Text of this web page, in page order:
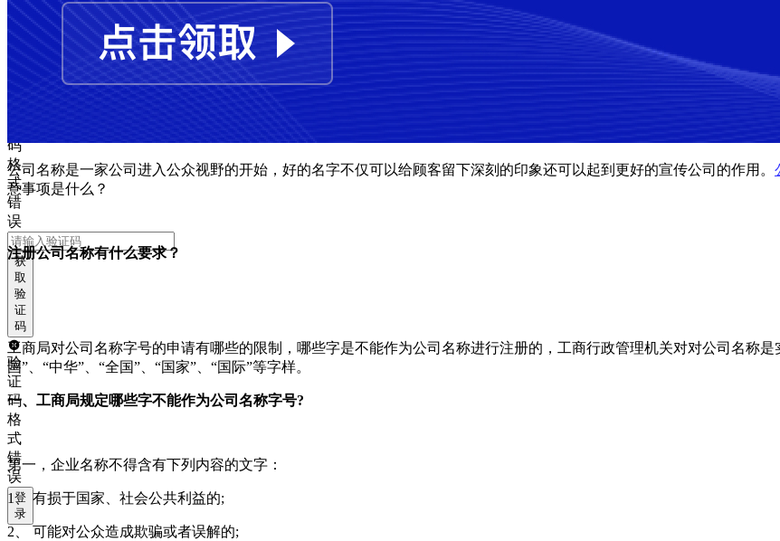
误
码
格
式
错
误
获
取
验
证
码
验
证
码
格
式
错
误
登
录
公司名称是一家公司进入公众视野的开始，好的名字不仅可以给顾客留下深刻的印象还可以起到更好的宣传公司的作用。
意事项是什么？
注册公司名称有什么要求？
工商局对公司名称字号的申请有哪些的限制，哪些字是不能作为公司名称进行注册的，工商行政管理机关对对公司名称
国”、“中华”、“全国”、“国家”、“国际”等字样。
一、工商局规定哪些字不能作为公司名称字号?
第一，企业名称不得含有下列内容的文字：
1、 有损于国家、社会公共利益的;
2 、 可能对公众造成欺骗或者误解的;